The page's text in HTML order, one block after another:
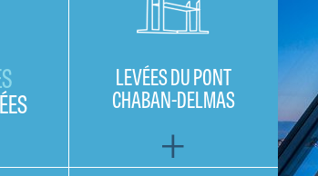
LEVÉES DU PONT
CHABAN-DELMAS